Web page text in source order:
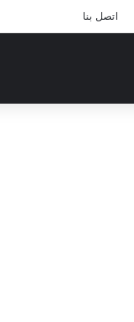
اتصل بنا